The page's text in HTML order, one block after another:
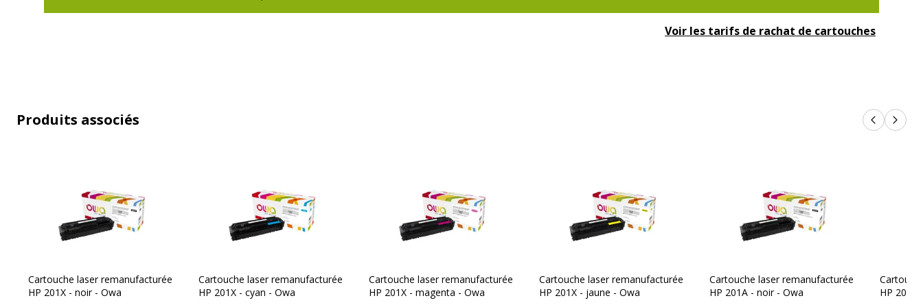
ISO 14001, ISO 19752, ISO 19798, ISO 9001,
Voir les tarifs de rachat de cartouches
Produits associés Produits
Cartouche laser remanufacturée
HP 201X - noir - Owa
Cartouche laser remanufacturée
HP 201X - cyan - Owa
Cartouche laser remanufacturée
HP 201X - magenta - Owa
Cartouche laser remanufacturée
HP 201X - jaune - Owa
Cartouche laser remanufacturée
HP 201A - noir - Owa
HP 201A